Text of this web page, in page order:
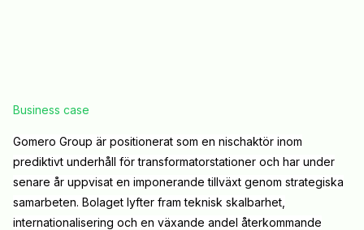
Business case
Gomero Group är positionerat som en nischaktör inom
prediktivt underhåll för transformatorstationer och har under
senare år uppvisat en imponerande tillväxt genom strategiska
samarbeten. Bolaget lyfter fram teknisk skalbarhet,
internationalisering och en växande andel återkommande